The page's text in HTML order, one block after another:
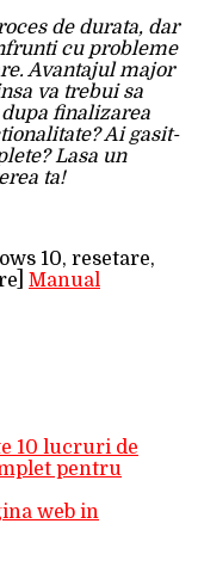
de durata, dar
cu probleme
Avantajul major
va trebui sa
finalizarea
Ai gasit-
Lasa un
ta!
10, resetare,
Manual
10 lucruri de
pentru
web in